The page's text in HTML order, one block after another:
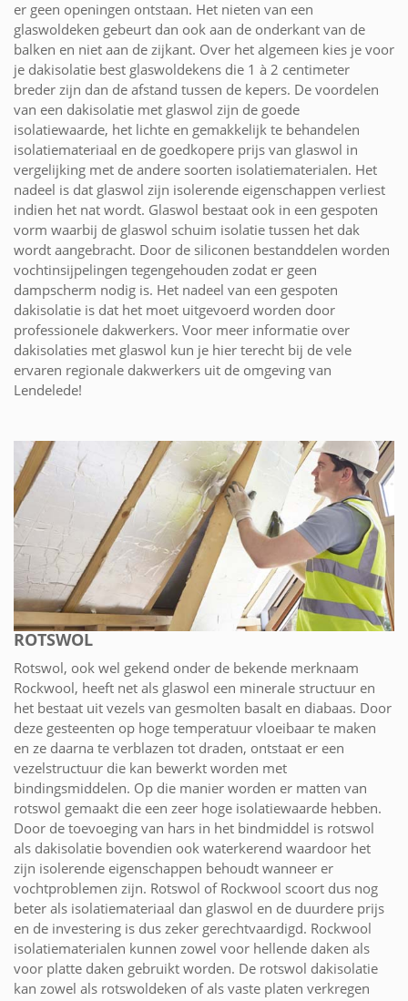
er geen openingen ontstaan. Het nieten van een
glaswoldeken gebeurt dan ook aan de onderkant van de
balken en niet aan de zijkant. Over het algemeen kies je voor
je dakisolatie best glaswoldekens die 1 à 2 centimeter
breder zijn dan de afstand tussen de kepers. De voordelen
van een dakisolatie met glaswol zijn de goede
isolatiewaarde, het lichte en gemakkelijk te behandelen
isolatiemateriaal en de goedkopere prijs van glaswol in
vergelijking met de andere soorten isolatiematerialen. Het
nadeel is dat glaswol zijn isolerende eigenschappen verliest
indien het nat wordt. Glaswol bestaat ook in een gespoten
vorm waarbij de glaswol schuim isolatie tussen het dak
wordt aangebracht. Door de siliconen bestanddelen worden
vochtinsijpelingen tegengehouden zodat er geen
dampscherm nodig is. Het nadeel van een gespoten
dakisolatie is dat het moet uitgevoerd worden door
professionele dakwerkers. Voor meer informatie over
dakisolaties met glaswol kun je hier terecht bij de vele
ervaren regionale dakwerkers uit de omgeving van
Lendelede!
ROTSWOL
Rotswol, ook wel gekend onder de bekende merknaam
Rockwool, heeft net als glaswol een minerale structuur en
het bestaat uit vezels van gesmolten basalt en diabaas. Door
deze gesteenten op hoge temperatuur vloeibaar te maken
en ze daarna te verblazen tot draden, ontstaat er een
vezelstructuur die kan bewerkt worden met
bindingsmiddelen. Op die manier worden er matten van
rotswol gemaakt die een zeer hoge isolatiewaarde hebben.
Door de toevoeging van hars in het bindmiddel is rotswol
als dakisolatie bovendien ook waterkerend waardoor het
zijn isolerende eigenschappen behoudt wanneer er
vochtproblemen zijn. Rotswol of Rockwool scoort dus nog
beter als isolatiemateriaal dan glaswol en de duurdere prijs
en de investering is dus zeker gerechtvaardigd. Rockwool
isolatiematerialen kunnen zowel voor hellende daken als
voor platte daken gebruikt worden. De rotswol dakisolatie
kan zowel als rotswoldeken of als vaste platen verkregen